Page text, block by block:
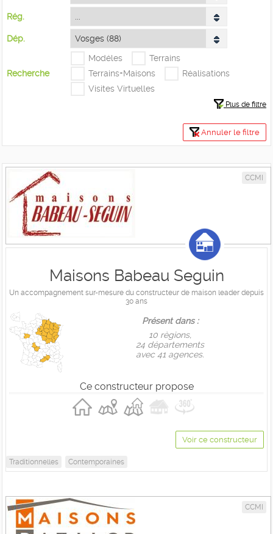
Rég.
Dép.
Recherche
Modéles
Terrains
Terrains+Maisons
Réalisations
Visites Virtuelles
Plus de filtre
Annuler le filtre
CCMI
Maisons Babeau Seguin
Un accompagnement sur-mesure du constructeur de maison leader depuis
30 ans
Présent dans :
10 règions,
24 départements
avec 41 agences.
Ce constructeur propose
Voir ce constructeur
Traditionnelles Contemporaines
CCMI